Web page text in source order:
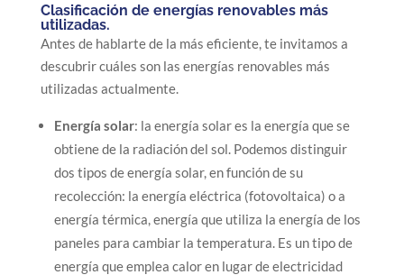
Clasificación de energías renovables más
utilizadas.
Antes de hablarte de la más eficiente, te invitamos a
descubrir cuáles son las energías renovables más
utilizadas actualmente.
Energía solar: la energía solar es la energía que se
obtiene de la radiación del sol. Podemos distinguir
dos tipos de energía solar, en función de su
recolección: la energía eléctrica (fotovoltaica) o a
energía térmica, energía que utiliza la energía de los
paneles para cambiar la temperatura. Es un tipo de
energía que emplea calor en lugar de electricidad